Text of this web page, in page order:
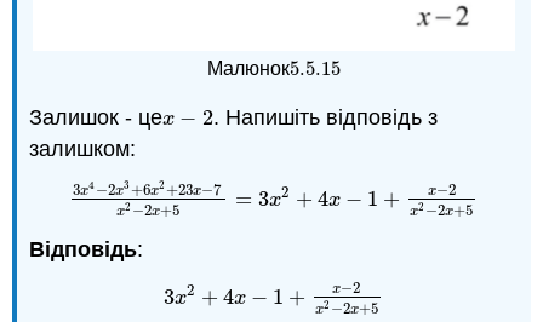
Малюнок5.5.15
5.5.15
Залишок - цеx − 2
x−2
. Напишіть відповідь з
залишком:
3x4 −2x3 +6x2 +23x−7
x2 −2x+5 = 3x2 + 4x − 1 + x−2
x2 −2x+5
3x4−2x3+6x2+23x−7x2−2x+5=3x2 +4x−1+
Відповідь:
3x2 + 4x − 1 + x−2
x2 −2x+5
3x2 +4x− 1+ x −2 x2−2x+